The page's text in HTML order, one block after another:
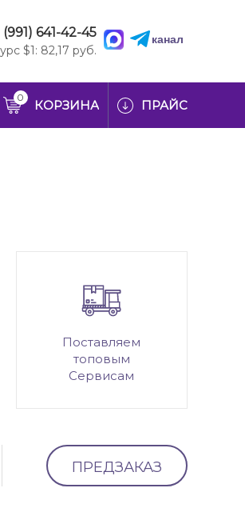
(991) 641-42-45
$1: 82,17 руб.
канал
0
КОРЗИНА ПРАЙС
Поставляем
топовым
Сервисам
ПРЕДЗАКАЗ